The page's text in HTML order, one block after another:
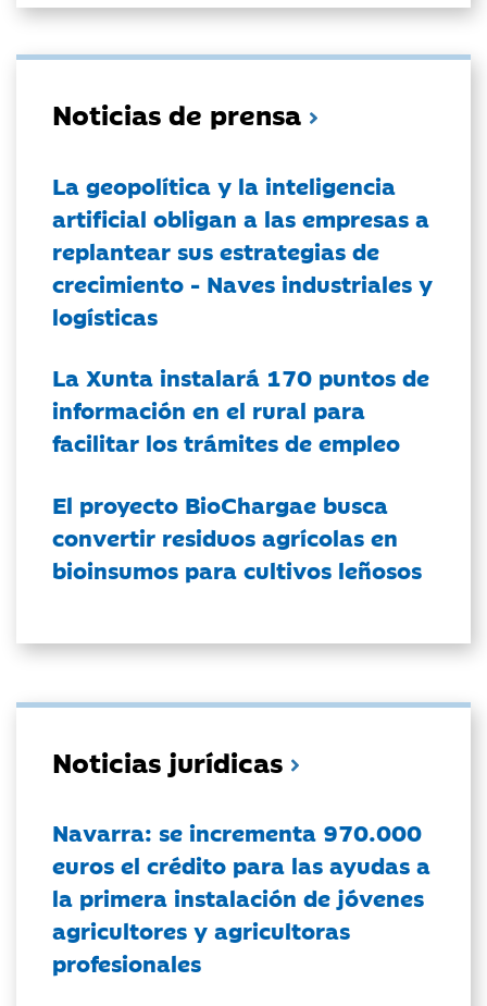
Noticias de prensa
La geopolítica y la inteligencia
artificial obligan a las empresas a
replantear sus estrategias de
crecimiento - Naves industriales y
logísticas
La Xunta instalará 170 puntos de
información en el rural para
facilitar los trámites de empleo
El proyecto BioChargae busca
convertir residuos agrícolas en
bioinsumos para cultivos leñosos
Noticias jurídicas
Navarra: se incrementa 970.000
euros el crédito para las ayudas a
la primera instalación de jóvenes
agricultores y agricultoras
profesionales